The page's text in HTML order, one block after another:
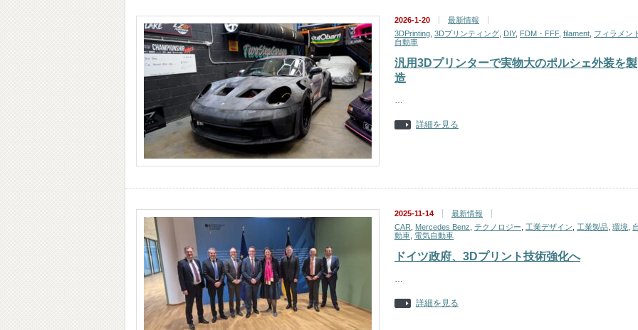
2026-1-20
最新情報
3DPrinting 3Dプリンティング DIY, FDM・FFF, filament フィラメン
自動車
汎用3Dプリンターで実物大のポルシェ外装を製
造
…
詳細を見る
2025-11-14
最新情報
CAR
Mercedes Benz テクノロジー 工業デザイン 工業製品 環境
動車 電気自動車
ドイツ政府、3Dプリント技術強化へ
…
詳細を見る